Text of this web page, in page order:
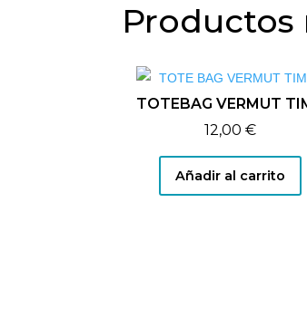
Productos
TOTEBAG VERMUT
12,00 €
Añadir al carrito